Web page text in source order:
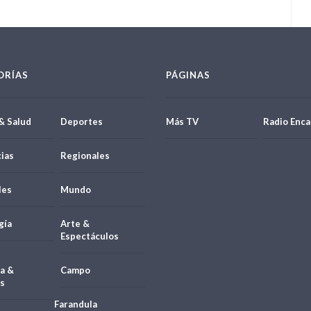
Salud Deportes
Regionales
Mundo
Arte &
Espectáculos
&
Campo
Farandula
PÁGINAS
Más TV Radio